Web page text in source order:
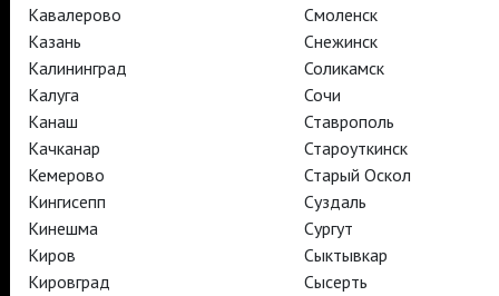
TheatreHD
АРТ-ЛЕКТОРИЙ В КИНО
TheatreHD
TheatreHD Опера
TheatreHD Балет в кино
АРТ-ЛЕКТОРИЙ В КИНО
TheatreHD
Кавалерово
Казань
Калининград
Калуга
Канаш
Качканар
Кемерово
Кингисепп
Кинешма
Киров
Кировград
Смоленск
Снежинск
Соликамск
Сочи
Ставрополь
Староуткинск
Старый Оскол
Суздаль
Сургут
Сыктывкар
Сысерть